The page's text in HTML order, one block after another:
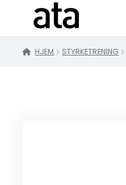
HJEM STYRKETRENING